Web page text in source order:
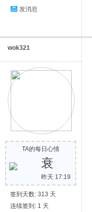
发消息
wok321
TA的每日心情
衰
昨天 17:19
签到天数: 313 天
连续签到: 1 天